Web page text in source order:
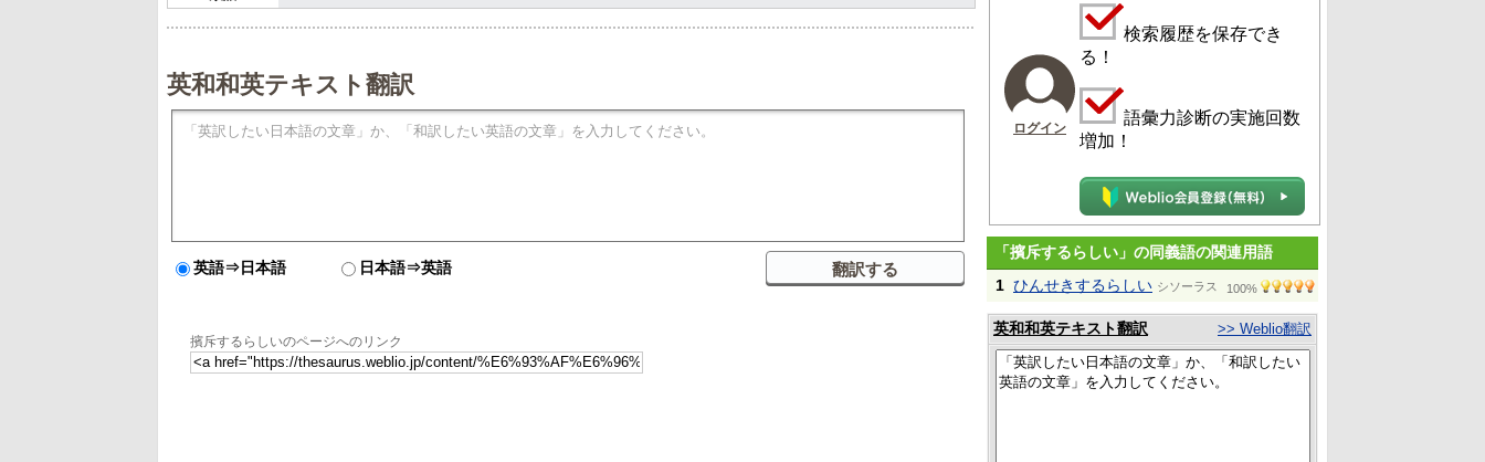
英和和英テキスト翻訳
英語⇒日本語 日本語⇒英語
擯斥するらしいのページへのリンク
ログイン
検索履歴を保存でき
る！
語彙力診断の実施回数
増加！
「擯斥するらしい」の同義語の関連用語
1 ひんせきするらしい シソーラス 100%
英和和英テキスト翻訳 >> Weblio翻訳